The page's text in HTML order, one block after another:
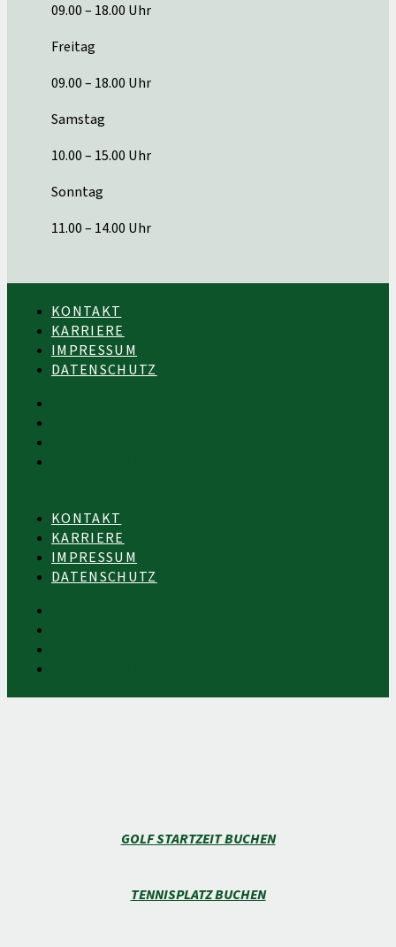
09.00 – 18.00 Uhr
Freitag
09.00 – 18.00 Uhr
Samstag
10.00 – 15.00 Uhr
Sonntag
11.00 – 14.00 Uhr
KONTAKT
KARRIERE
IMPRESSUM
DATENSCHUTZ
KONTAKT
KARRIERE
IMPRESSUM
DATENSCHUTZ
GOLF STARTZEIT BUCHEN
TENNISPLATZ BUCHEN